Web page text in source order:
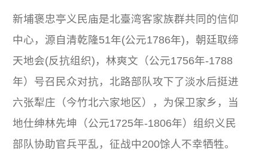
新埔褒忠亭义民庙是北臺湾客家族群共同的信仰
中心，源自清乾隆51年(公元1786年)，朝廷取缔
天地会(反抗组织)，林爽文（公元1756年-1788
年）号召民众对抗，北路部队攻下了淡水后挺进
六张犁庄（今竹北六家地区），为保卫家乡，当
地仕绅林先坤（公元1725年-1806年）组织义民
部队协助官兵平乱，征战中200馀人不幸牺牲。